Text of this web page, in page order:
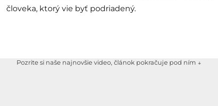
človeka, ktorý vie byť podriadený.
Pozrite si naše najnovšie video, článok pokračuje pod ním ↓